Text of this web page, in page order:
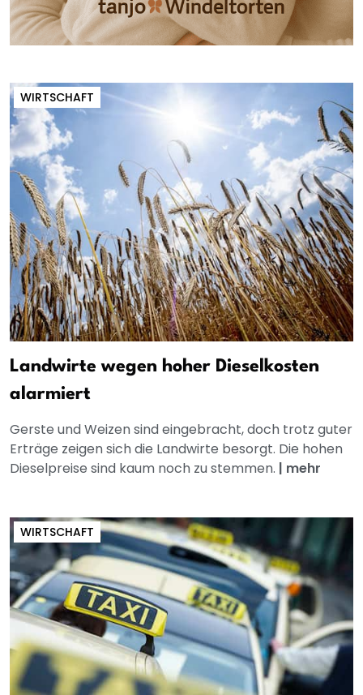
WIRTSCHAFT
Landwirte wegen hoher Dieselkosten
alarmiert
Gerste und Weizen sind eingebracht, doch trotz guter
Erträge zeigen sich die Landwirte besorgt. Die hohen
Dieselpreise sind kaum noch zu stemmen. | mehr
WIRTSCHAFT